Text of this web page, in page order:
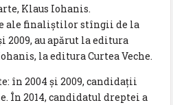
Klaus Iohanis.
ale finaliştilor stîngii de la
au apărut la editura
la editura Curtea Veche.
în 2004 şi 2009, candidaţii
În 2014, candidatul dreptei a